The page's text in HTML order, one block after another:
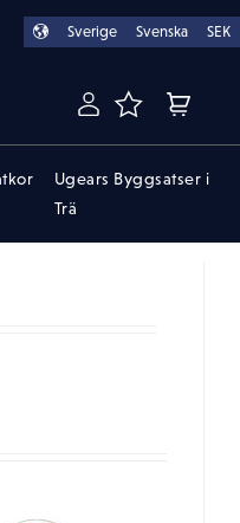
Sverige Svenska SEK
FAVORITER
Ugears Byggsatser i
Trä